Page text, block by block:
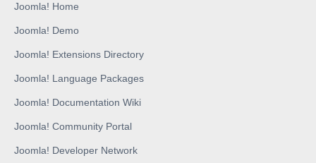
Joomla! Home
Joomla! Demo
Joomla! Extensions Directory
Joomla! Language Packages
Joomla! Documentation Wiki
Joomla! Community Portal
Joomla! Developer Network